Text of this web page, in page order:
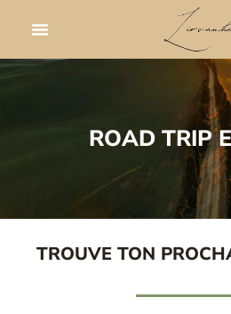
ROAD TRIP
TROUVE TON